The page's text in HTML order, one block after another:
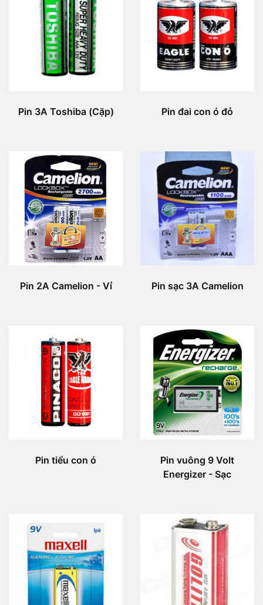
Pin 3A Toshiba (Cặp) Pin đai con ó đỏ
Pin 2A Camelion - Vỉ Pin sạc 3A Camelion
Pin tiểu con ó
Pin vuông 9 Volt
Energizer - Sạc